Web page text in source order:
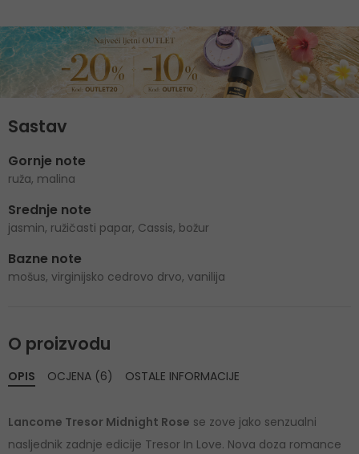
Sastav
Gornje note
ruža, malina
Srednje note
jasmin, ružičasti papar, Cassis, božur
Bazne note
mošus, virginijsko cedrovo drvo, vanilija
O proizvodu
OPIS
Lancome Tresor Midnight Rose se zove jako senzualni
nasljednik zadnje edicije Tresor In Love. Nova doza romance
OCJENA (6) OSTALE INFORMACIJE